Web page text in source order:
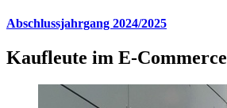
Abschlussjahrgang 2024/2025
Kaufleute im E-Commerce